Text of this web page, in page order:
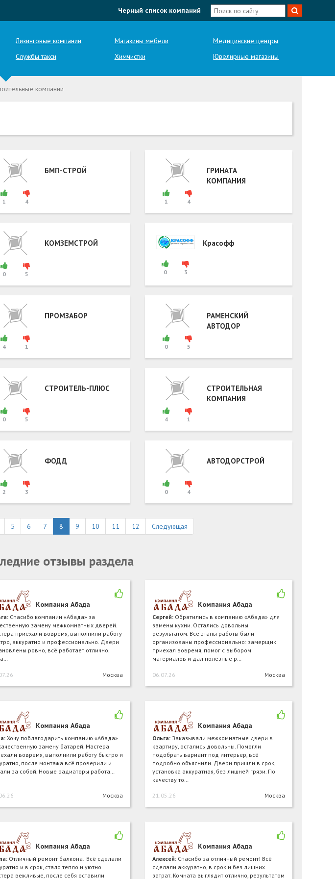
Черный список компаний
Лизинговые компании Магазины мебели
Медицинские центры
Службы такси Химчистки Ювелирные магазины
компании
1 4
БМП-СТРОЙ
1 4
ГРИНАТА
КОМПАНИЯ
0 5
КОМЗЕМСТРОЙ
0 3
Красофф
4 1
ПРОМЗАБОР
0 5
РАМЕНСКИЙ
АВТОДОР
0 5
СТРОИТЕЛЬ-ПЛЮС
4 1
СТРОИТЕЛЬНАЯ
КОМПАНИЯ
2 3
ФОДД
0 4
АВТОДОРСТРОЙ
5 6 7 8 9 10 11 12 Следующая
отзывы раздела
Компания Абада
Спасибо компании «Абада» за
замену межкомнатных дверей.
приехали вовремя, выполнили работу
аккуратно и профессионально. Двери
ровно, всё работает отлично.
Москва
Компания Абада
Сергей: Обратились в компанию «Абада» для
замены кухни. Остались довольны
результатом. Все этапы работы были
организованы профессионально: замерщик
приехал вовремя, помог с выбором
материалов и дал полезные р…
06.07.26 Москва
Компания Абада
Хочу поблагодарить компанию «Абада»
замену батарей. Мастера
вовремя, выполнили работу быстро и
после монтажа всё проверили и
за собой. Новые радиаторы работа…
Москва
Компания Абада
Ольга: Заказывали межкомнатные двери в
квартиру, остались довольны. Помогли
подобрать вариант под интерьер, всё
подробно объяснили. Двери пришли в срок,
установка аккуратная, без лишней грязи. По
качеству то…
21.05.26 Москва
Компания Абада
Отличный ремонт балкона! Всё сделали
и в срок, стало тепло и уютно.
вежливые, после себя оставили
Компания Абада
Алексей: Спасибо за отличный ремонт! Всё
сделали аккуратно, в срок и без лишних
затрат. Комната выглядит отлично, результатом